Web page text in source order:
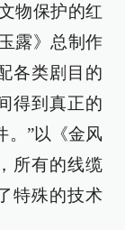
物保护的红
露》总制作
各类剧目的
得到真正的
。”以《金风
所有的线缆
特殊的技术